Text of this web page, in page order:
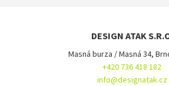
DESIGN ATAK
Masná burza / Masná 34,
+420 736 418 182
info@designatak.cz